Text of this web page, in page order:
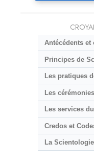
Antécédents et
Principes de
Les pratiques
Les
Les services
Credos et
La